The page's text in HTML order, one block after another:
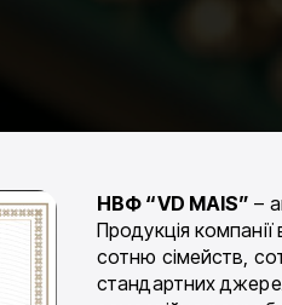
НВФ “VD MAIS” –
Продукція
сотню сімейств,
стандартних